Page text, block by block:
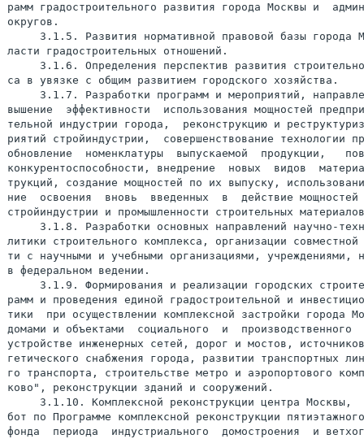
рамм градостроительного развития города Москвы и
округов.
3.1.5. Развития нормативной правовой базы города
ласти градостроительных отношений.
3.1.6. Определения перспектив развития
са в увязке с общим развитием городского хозяйства.
3.1.7. Разработки программ и мероприятий,
вышение  эффективности  использования мощностей
тельной индустрии города,  реконструкцию и
риятий стройиндустрии,  совершенствование технологии
обновление  номенклатуры  выпускаемой  продукции,
конкурентоспособности, внедрение  новых  видов
трукций, создание мощностей по их выпуску,
ние  освоения  вновь  введенных  в  действие мощностей
стройиндустрии и промышленности строительных
3.1.8. Разработки основных направлений научно-
литики строительного комплекса, организации совместной
ти с научными и учебными организациями, учреждениями,
в федеральном ведении.
3.1.9. Формирования и реализации городских
рамм и проведения единой градостроительной и
тики  при осуществлении комплексной застройки города
домами и объектами  социального  и  производственного
устройстве инженерных сетей, дорог и мостов,
гетического снабжения города, развитии транспортных
го транспорта, строительстве метро и аэропортового
ково", реконструкции зданий и сооружений.
3.1.10. Комплексной реконструкции центра Москвы,
бот по Программе комплексной реконструкции
фонда  периода  индустриального  домостроения  и